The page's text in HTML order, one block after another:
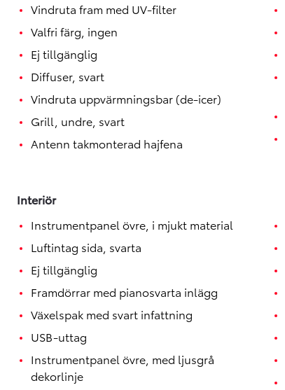
Vindruta fram med UV-filter
Valfri färg, ingen
Ej tillgänglig
Diffuser, svart
Vindruta uppvärmningsbar (de-icer)
Grill, undre, svart
Antenn takmonterad hajfena
Interiör
Instrumentpanel övre, i mjukt material
Luftintag sida, svarta
Ej tillgänglig
Framdörrar med pianosvarta inlägg
Växelspak med svart infattning
USB-uttag
Instrumentpanel övre, med ljusgrå
dekorlinje